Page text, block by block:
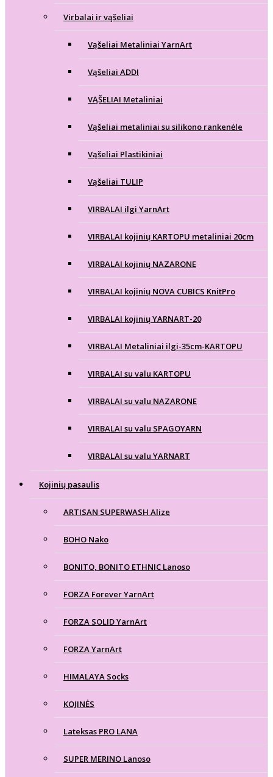
Virbalai ir vąšeliai
Vąšeliai Metaliniai YarnArt
Vąšeliai ADDI
VĄŠELIAI Metaliniai
Vąšeliai metaliniai su silikono rankenėle
Vąšeliai Plastikiniai
Vąšeliai TULIP
VIRBALAI ilgi YarnArt
VIRBALAI kojinių KARTOPU metaliniai 20cm
VIRBALAI kojinių NAZARONE
VIRBALAI kojinių NOVA CUBICS KnitPro
VIRBALAI kojinių YARNART-20
VIRBALAI Metaliniai ilgi-35cm-KARTOPU
VIRBALAI su valu KARTOPU
VIRBALAI su valu NAZARONE
VIRBALAI su valu SPAGOYARN
VIRBALAI su valu YARNART
Kojinių pasaulis
ARTISAN SUPERWASH Alize
BOHO Nako
BONITO, BONITO ETHNIC Lanoso
FORZA Forever YarnArt
FORZA SOLID YarnArt
FORZA YarnArt
HIMALAYA Socks
KOJINĖS
Lateksas PRO LANA
SUPER MERINO Lanoso